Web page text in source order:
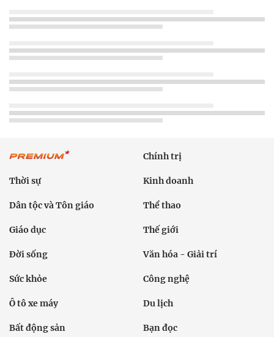
Chính trị
Thời sự Kinh doanh
Dân tộc và Tôn giáo Thể thao
Giáo dục Thế giới
Đời sống Văn hóa - Giải trí
Sức khỏe Công nghệ
Ô tô xe máy Du lịch
Bất động sản Bạn đọc